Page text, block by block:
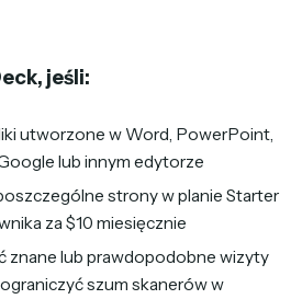
jeśli:
utworzone w Word, PowerPoint,
lub innym edytorze
strony w planie Starter
za $10 miesięcznie
znane lub prawdopodobne wizyty
szum skanerów w